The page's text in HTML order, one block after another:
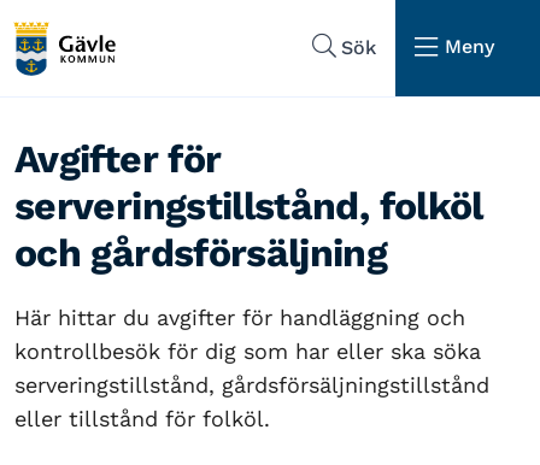
Sök
Meny
Avgifter för
serveringstillstånd, folköl
och gårdsförsäljning
Här hittar du avgifter för handläggning och
kontrollbesök för dig som har eller ska söka
serveringstillstånd, gårdsförsäljningstillstånd
eller tillstånd för folköl.